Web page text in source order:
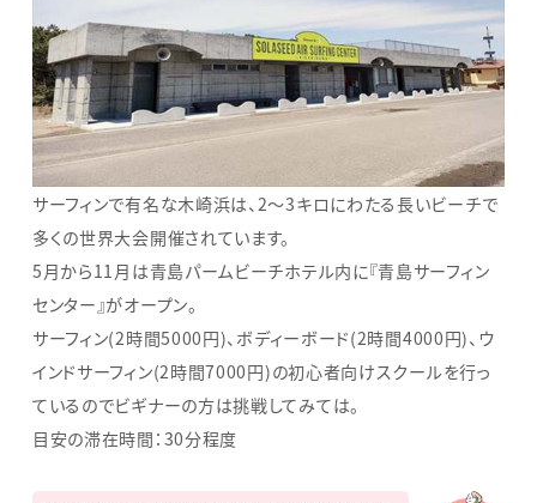
サーフィンで有名な木崎浜は、2～3キロにわたる長いビーチで
多くの世界大会開催されています。
5月から11月は青島パームビーチホテル内に『青島サーフィン
センター』がオープン。
サーフィン(2時間5000円)、ボディーボード(2時間4000円)、ウ
インドサーフィン(2時間7000円)の初心者向けスクールを行っ
ているのでビギナーの方は挑戦してみては。
目安の滞在時間：30分程度